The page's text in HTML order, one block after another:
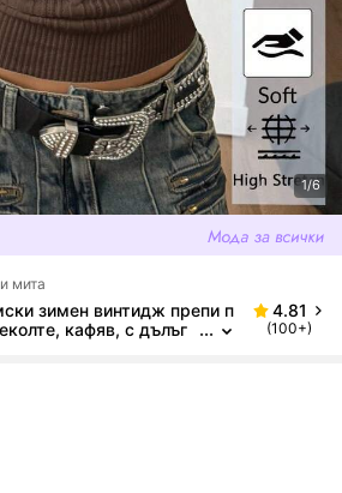
1/6
мита
зимен винтидж препи п
кафяв, с дълъг
4.81
(100+)